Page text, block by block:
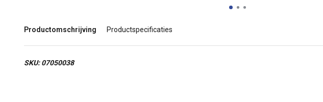
Productomschrijving Productspecificaties
SKU: 07050038